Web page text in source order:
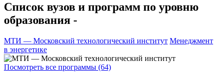
Список вузов и программ по уровню
образования -
МТИ — Московский технологический институт Менеджмент
в энергетике
Посмотреть все программы (64)